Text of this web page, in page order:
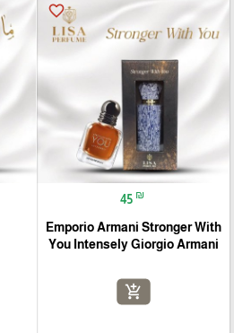
favorite_border
45 ₪
Emporio Armani Stronger With
You Intensely Giorgio Armani
add_shopping_cart